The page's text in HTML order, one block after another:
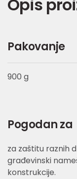
Opis
Pakovanje
900 g
Pogodan za
za zaštitu raznih
građevinski
konstrukcije.